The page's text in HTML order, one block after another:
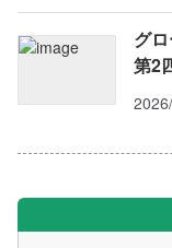
グ
第2